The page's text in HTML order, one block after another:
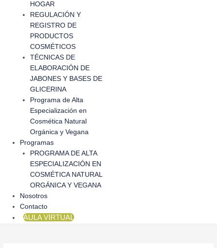
HOGAR
REGULACIÓN Y
REGISTRO DE
PRODUCTOS
COSMÉTICOS
TÉCNICAS DE
ELABORACIÓN DE
JABONES Y BASES DE
GLICERINA
Programa de Alta
Especialización en
Cosmética Natural
Orgánica y Vegana
Programas
PROGRAMA DE ALTA
ESPECIALIZACIÓN EN
COSMÉTICA NATURAL
ORGÁNICA Y VEGANA
Nosotros
Contacto
AULA VIRTUAL